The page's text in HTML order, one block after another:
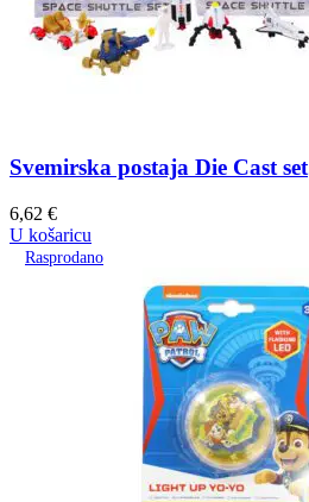
Svemirska postaja Die Cast set
6,62 €
U košaricu
Rasprodano